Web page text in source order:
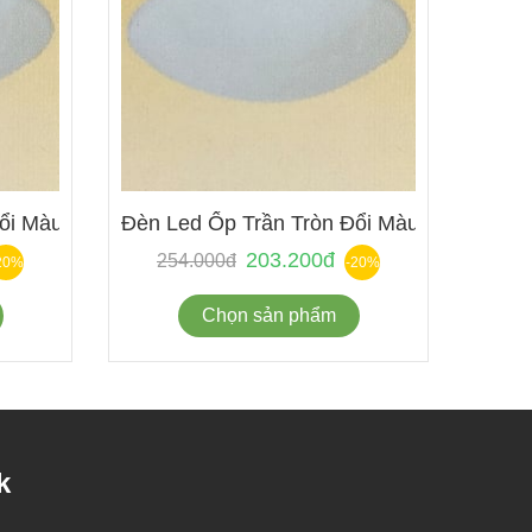
Màu 18w KDFB0181 Duhal
Đèn Led Ốp Trần Tròn Đổi Màu 15w
254.000đ 203.200đ -20%
Chọn sản phẩm